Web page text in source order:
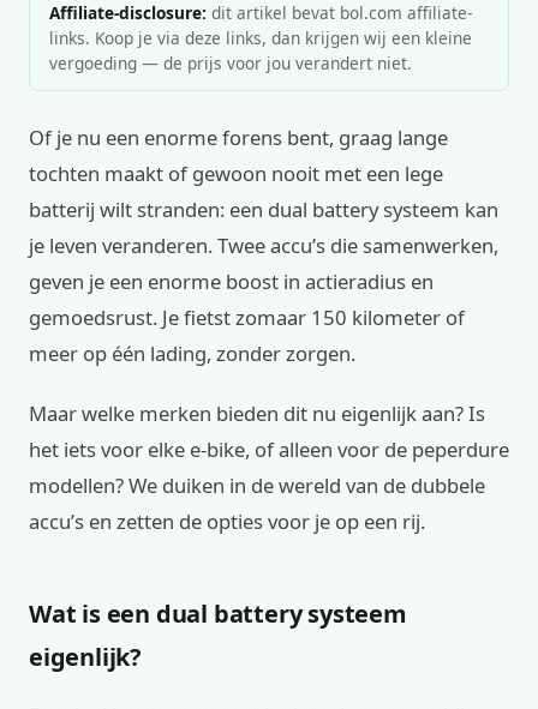
Affiliate-disclosure: dit artikel bevat bol.com affiliate-
links. Koop je via deze links, dan krijgen wij een kleine
vergoeding — de prijs voor jou verandert niet.
Of je nu een enorme forens bent, graag lange
tochten maakt of gewoon nooit met een lege
batterij wilt stranden: een dual battery systeem kan
je leven veranderen. Twee accu’s die samenwerken,
geven je een enorme boost in actieradius en
gemoedsrust. Je fietst zomaar 150 kilometer of
meer op één lading, zonder zorgen.
Maar welke merken bieden dit nu eigenlijk aan? Is
het iets voor elke e-bike, of alleen voor de peperdure
modellen? We duiken in de wereld van de dubbele
accu’s en zetten de opties voor je op een rij.
Wat is een dual battery systeem
eigenlijk?